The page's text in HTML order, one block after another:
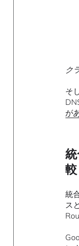
ク
そ
が
較
統
ス